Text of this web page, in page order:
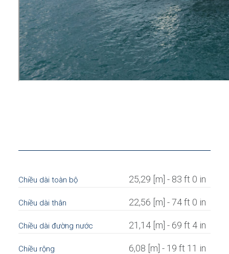
Chiều dài toàn bộ 25,29 [m] - 83 ft 0 in
Chiều dài thân 22,56 [m] - 74 ft 0 in
Chiều dài đường nước 21,14 [m] - 69 ft 4 in
Chiều rộng 6,08 [m] - 19 ft 11 in